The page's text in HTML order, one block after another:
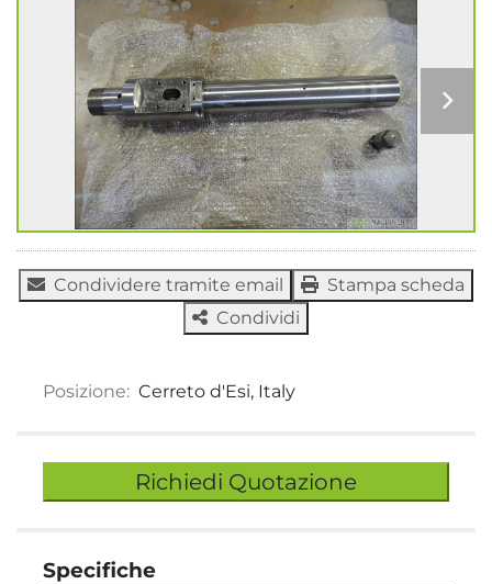
Condividere tramite email
Stampa scheda
Condividi
Posizione: Cerreto d'Esi, Italy
Richiedi Quotazione
Specifiche